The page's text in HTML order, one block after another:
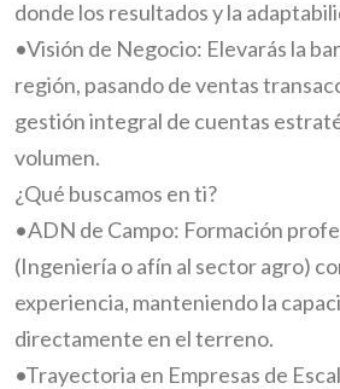
donde los resultados y la
•Visión de Negocio: Elevarás la
región, pasando de ventas
gestión integral de cuentas
volumen.
¿Qué buscamos en ti?
•ADN de Campo: Formación
(Ingeniería o afín al sector agro)
experiencia, manteniendo la
directamente en el terreno.
•Trayectoria en Empresas de